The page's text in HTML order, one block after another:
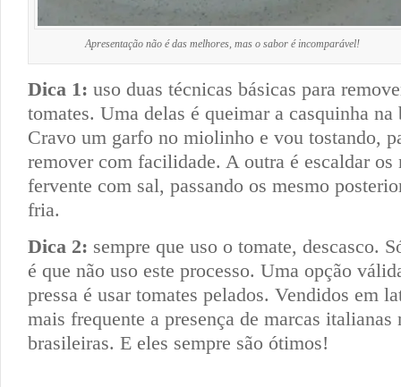
Apresentação não é das melhores, mas o sabor é incomparável!
Dica 1: uso duas técnicas básicas para
tomates. Uma delas é queimar a casquinha na
Cravo um garfo no miolinho e vou tostando,
remover com facilidade. A outra é escaldar os
fervente com sal, passando os mesmo
fria.
Dica 2: sempre que uso o tomate, descasco.
é que não uso este processo. Uma opção
pressa é usar tomates pelados. Vendidos em
mais frequente a presença de marcas italianas
brasileiras. E eles sempre são ótimos!